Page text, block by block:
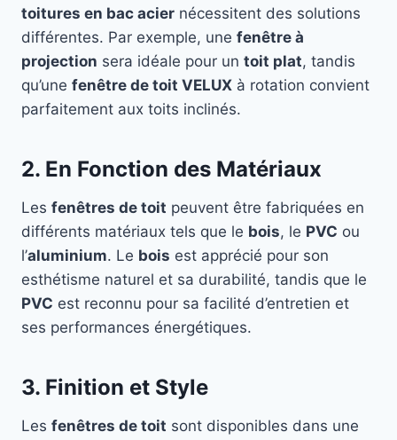
toitures en bac acier nécessitent des solutions
différentes. Par exemple, une fenêtre à
projection sera idéale pour un toit plat, tandis
qu’une fenêtre de toit VELUX à rotation convient
parfaitement aux toits inclinés.
2. En Fonction des Matériaux
Les fenêtres de toit peuvent être fabriquées en
différents matériaux tels que le bois, le PVC ou
l’aluminium. Le bois est apprécié pour son
esthétisme naturel et sa durabilité, tandis que le
PVC est reconnu pour sa facilité d’entretien et
ses performances énergétiques.
3. Finition et Style
Les fenêtres de toit sont disponibles dans une